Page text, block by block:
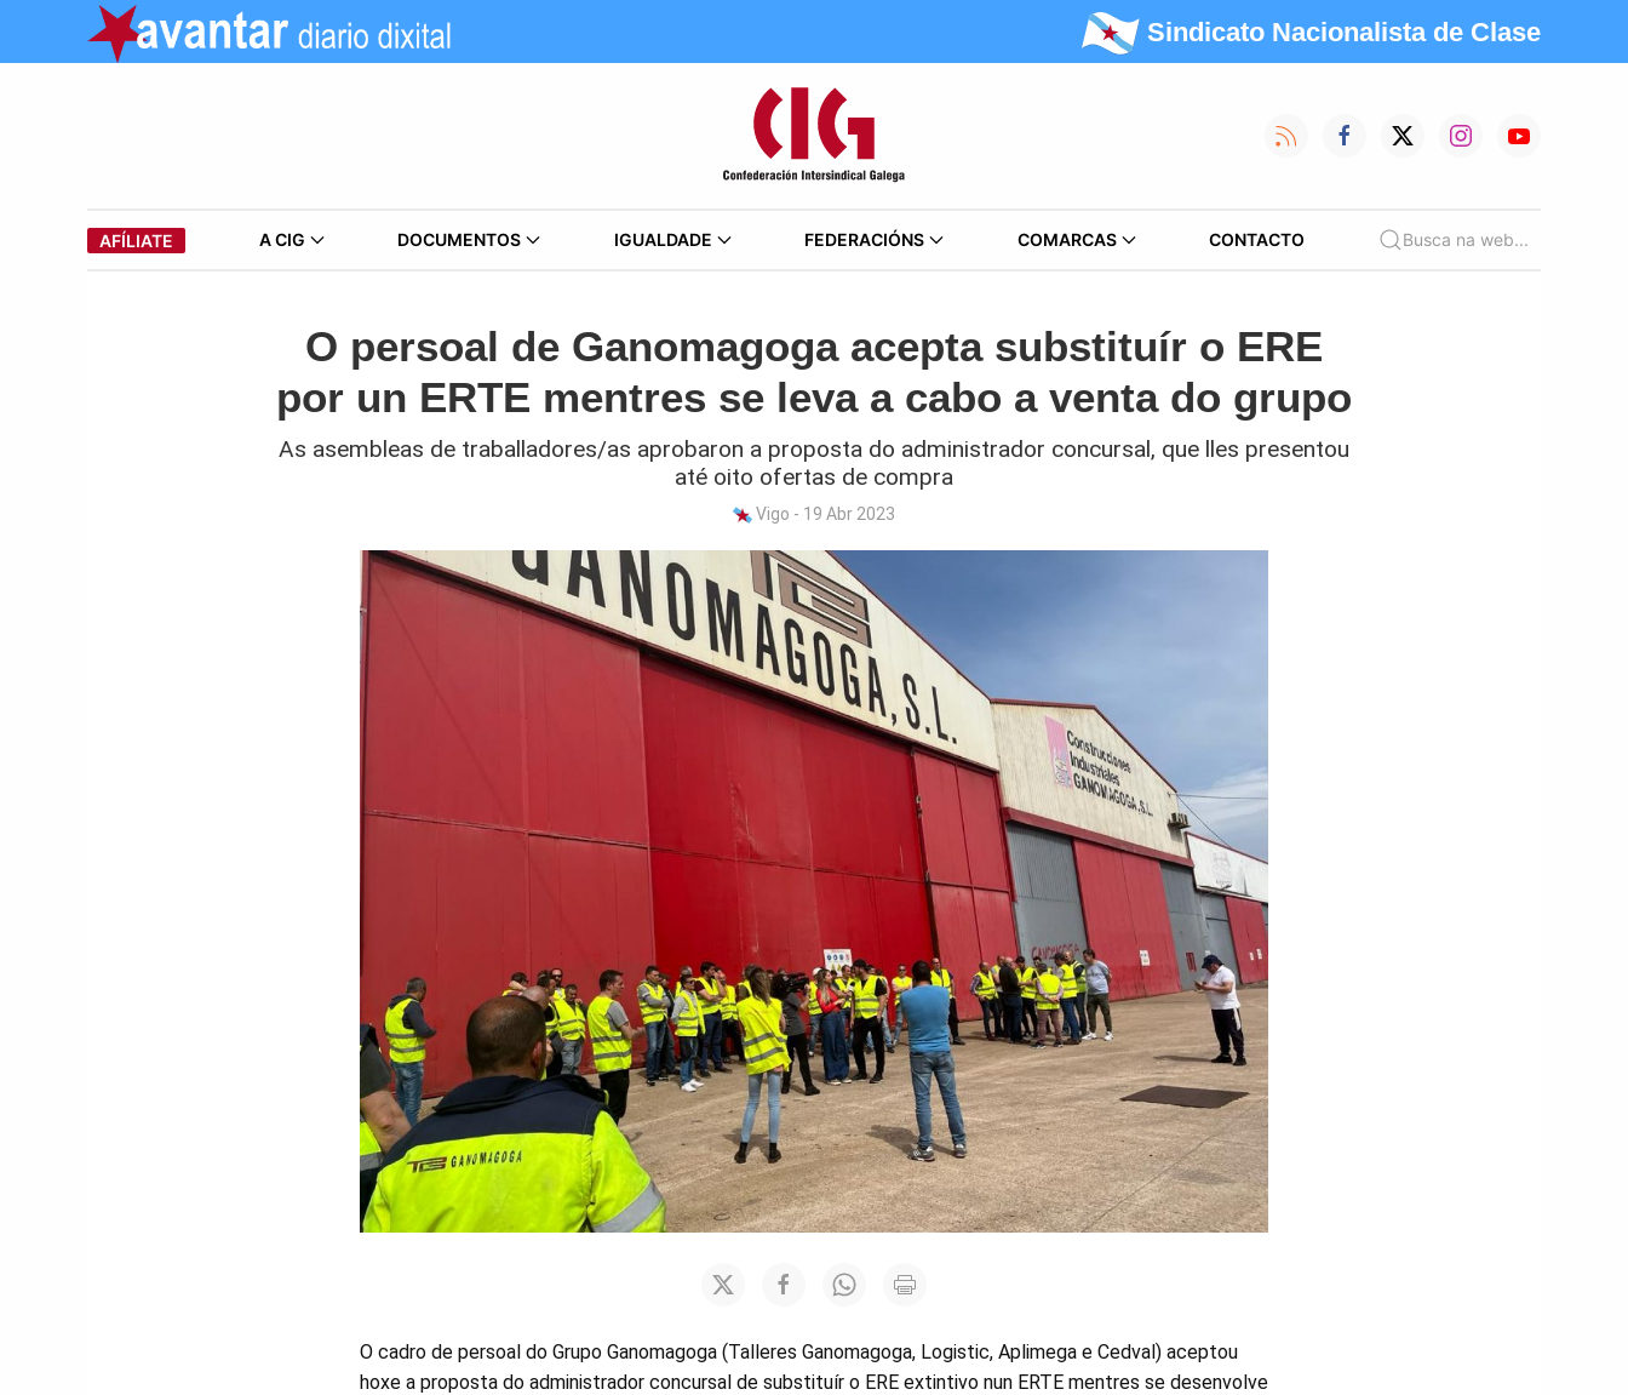
Sindicato Nacionalista de Clase
AFÍLIATE A CIG DOCUMENTOS IGUALDADE FEDERACIÓNS COMARCAS CONTACTO Busca na web...
O persoal de Ganomagoga acepta substituír o ERE
por un ERTE mentres se leva a cabo a venta do grupo
As asembleas de traballadores/as aprobaron a proposta do administrador concursal, que lles presentou
até oito ofertas de compra
Vigo - 19 Abr 2023
O cadro de persoal do Grupo Ganomagoga (Talleres Ganomagoga, Logistic, Aplimega e Cedval) aceptou
hoxe a proposta do administrador concursal de substituír o ERE extintivo nun ERTE mentres se desenvolve